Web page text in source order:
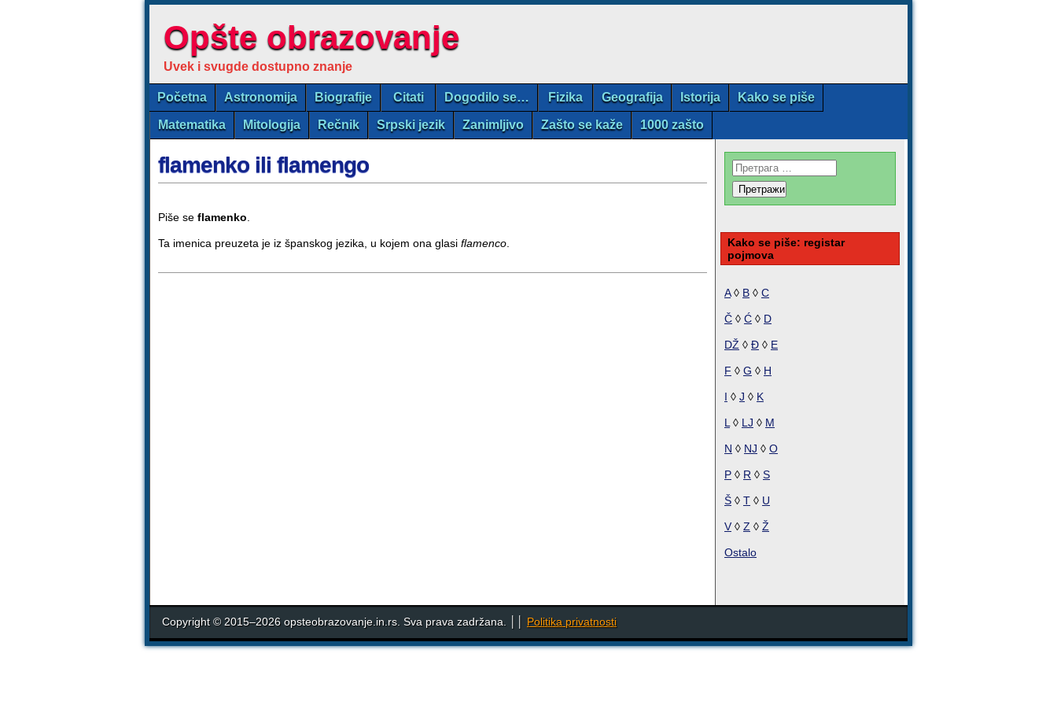
Opšte obrazovanje
Uvek i svugde dostupno znanje
Početna Astronomija Biografije Citati Dogodilo se… Fizika Geografija Istorija Kako se piše
Matematika Mitologija Rečnik Srpski jezik Zanimljivo Zašto se kaže 1000 zašto
flamenko ili flamengo
Piše se flamenko
Ta imenica preuzeta je iz španskog jezika, u kojem ona glasi flamenco
Kako se piše: registar
pojmova
A◊ B ◊ C
Č ◊ Ć ◊ D
DŽ ◊ Đ ◊ E
F ◊ G ◊ H
I ◊ J ◊ K
L ◊ LJ ◊ M
N ◊ NJ ◊ O
P ◊ R ◊ S
Š ◊ T ◊ U
V ◊ Z ◊ Ž
Ostalo
Copyright © 2015–2026 opsteobrazovanje.in.rs. Sva prava zadržana. ││ Politika privatnosti